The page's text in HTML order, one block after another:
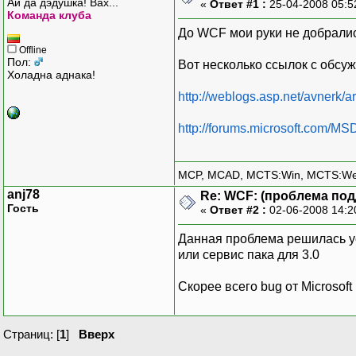
}
catch
{
Команда клуба
Offline
Пол:
Холадна аднака!
« Ответ #1 : 25-04-2008
До WCF мои руки не
Вот несколько ссылок с
http://weblogs.asp.net/avnerk/
http://forums.microsoft.com/
MCP, MCAD, MCTS:Win,
anj78
Гость
Re: WCF: (проблема
« Ответ #2 : 02-06-2008
Данная проблема решилась
или сервис пака для 3.0
Скорее всего bug от Microsoft
Страниц: [1] Вверх